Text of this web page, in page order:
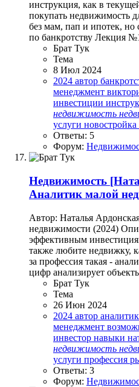
инструкция, как в
покупать недвижимость
без мам, пап и ипотек, но
по банкротству Лекция
Брат Тук
Тема
8 Июл 2024
2024 автор
менеджмент
инвестиции
недвижимость
услуги новостройка
Ответы: 5
Форум:
Недвижимость
Аналитик малой
Автор: Наталья
недвижимости (2024)
эффективным
также любите недвижку,
за профессия такая -
цифр анализирует
Брат Тук
Тема
26 Июн 2024
2024 автор аналитик
менеджмент
инвестор навыки
недвижимость
услуги профессия
Ответы: 3
Форум: